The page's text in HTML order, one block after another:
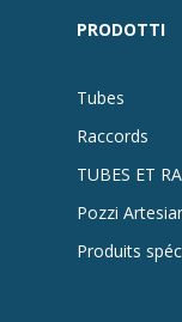
PRODOTTI
Tubes
Raccords
TUBES ET
Pozzi
Produits